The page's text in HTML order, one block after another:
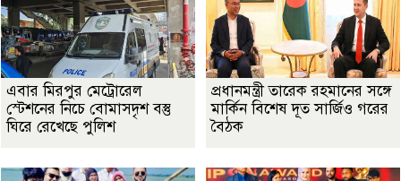
এবার মিরপুর মেট্রোরেল
স্টেশনের নিচে বোমাসদৃশ বস্তু
ঘিরে রেখেছে পুলিশ
প্রধানমন্ত্রী তারেক রহমানের সঙ্গে
মার্কিন বিশেষ দূত সার্জিও গরের
বৈঠক